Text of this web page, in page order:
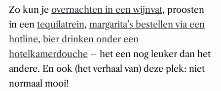
Zo kun je overnachten in een wijnvat, proosten
in een tequilatrein, margarita’s bestellen via een
hotline, bier drinken onder een
hotelkamerdouche– het een nog leuker dan het
andere. En ook (het verhaal van) deze plek: niet
normaal mooi!